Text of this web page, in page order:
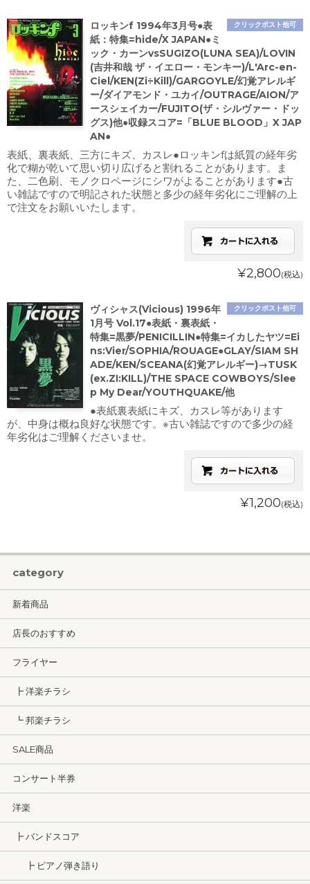
クリックポスト他可
ロッキンf 1994年3月号●表
紙：特集=hide/X JAPAN●ミ
ック・カーンvsSUGIZO(LUNA SEA)/LOVIN
(吉井和哉 ザ・イエロー・モンキー)/L'Arc-en-
Ciel/KEN(Zi÷Kill)/GARGOYLE/幻覚アレルギ
ー/ダイアモンド・ユカイ/OUTRAGE/AION/ア
ースシェイカー/FUJITO(ザ・シルヴァー・ドッ
グス)他●収録スコア=「BLUE BLOOD」X JAP
AN●
表紙、裏表紙、三方にキズ、カスレ●ロッキンfは紙質の経年劣
化で糊が乾いて思い切り広げると割れることがあります。ま
た、二色刷、モノクロページにシワがよることがあります●古
い雑誌ですので明記された状態と多少の経年劣化にご理解の上
で注文をお願いいたします。
¥2,800(税込)
クリックポスト他可
ヴィシャス(Vicious) 1996年
1月号 Vol.17●表紙・裏表紙・
特集=黒夢/PENICILLIN●特集=イカしたヤツ=Ei
ns:Vier/SOPHIA/ROUAGE●GLAY/SIAM SH
ADE/KEN/SCEANA(幻覚アレルギー)→TUSK
(ex.ZI:KILL)/THE SPACE COWBOYS/Slee
p My Dear/YOUTHQUAKE/他
●表紙裏表紙にキズ、カスレ等があります
が、中身は概ね良好な状態です。※古い雑誌ですので多少の経
年劣化はご理解くださいませ。
¥1,200(税込)
category
新着商品
店長のおすすめ
フライヤー
┣ 洋楽チラシ
┗ 邦楽チラシ
SALE商品
コンサート半券
洋楽
┣ バンドスコア
┣ ピアノ弾き語り